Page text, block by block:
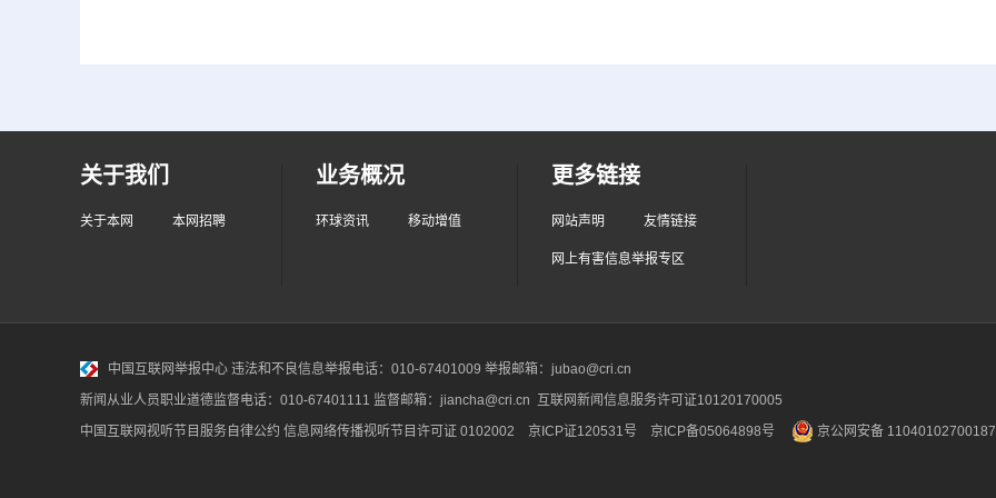
关于我们
关于本网 本网招聘
业务概况
环球资讯 移动增值
更多链接
网站声明 友情链接
网上有害信息举报专区
中国互联网举报中心 违法和不良信息举报电话：010-67401009 举报邮箱：jubao@cri.cn
新闻从业人员职业道德监督电话：010-67401111 监督邮箱：jiancha@cri.cn 互联网新闻信息服务许可证10120170005
中国互联网视听节目服务自律公约 信息网络传播视听节目许可证 0102002 京ICP证120531号 京ICP备05064898号 京公网安备